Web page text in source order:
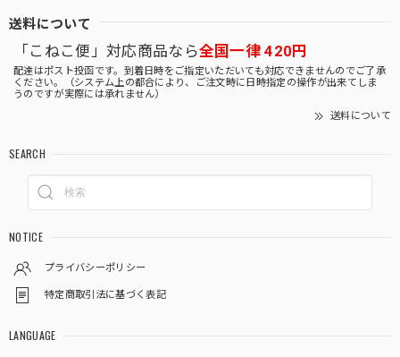
送料について
「こねこ便」対応商品なら全国一律 420円
配達はポスト投函です。到着日時をご指定いただいても対応できませんのでご了承
ください。（システム上の都合により、ご注文時に日時指定の操作が出来てしま
うのですが実際には承れません）
送料について
SEARCH
NOTICE
プライバシーポリシー
特定商取引法に基づく表記
LANGUAGE